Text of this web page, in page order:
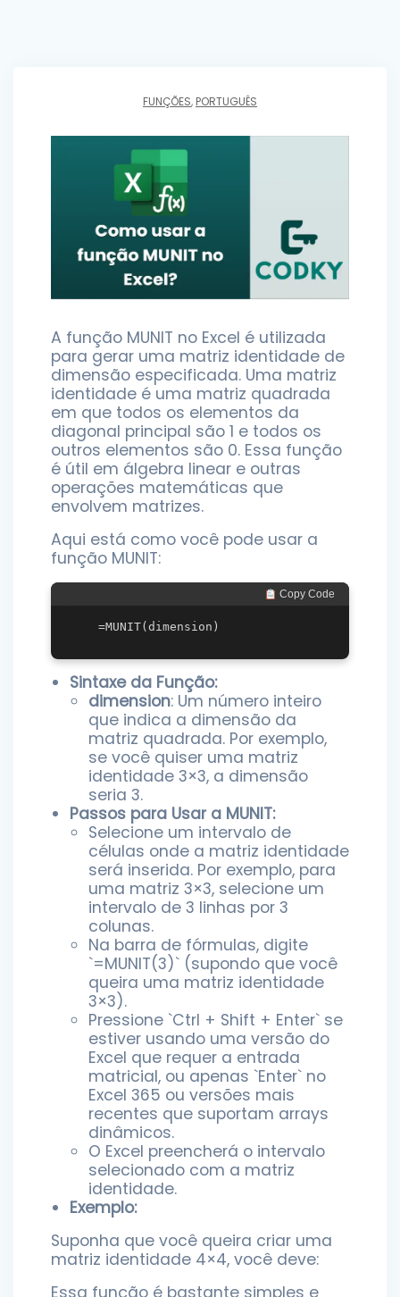
FUNÇÕES, PORTUGUÊS
A função MUNIT no Excel é utilizada
para gerar uma matriz identidade de
dimensão especificada. Uma matriz
identidade é uma matriz quadrada
em que todos os elementos da
diagonal principal são 1 e todos os
outros elementos são 0. Essa função
é útil em álgebra linear e outras
operações matemáticas que
envolvem matrizes.
Aqui está como você pode usar a
função MUNIT:
Copy Code
Sintaxe da Função:
dimension: Um número inteiro
que indica a dimensão da
matriz quadrada. Por exemplo,
se você quiser uma matriz
identidade 3×3, a dimensão
seria 3.
Passos para Usar a MUNIT:
Selecione um intervalo de
células onde a matriz identidade
será inserida. Por exemplo, para
uma matriz 3×3, selecione um
intervalo de 3 linhas por 3
colunas.
Na barra de fórmulas, digite
`=MUNIT(3)` (supondo que você
queira uma matriz identidade
3×3).
Pressione `Ctrl + Shift + Enter` se
estiver usando uma versão do
Excel que requer a entrada
matricial, ou apenas `Enter` no
Excel 365 ou versões mais
recentes que suportam arrays
dinâmicos.
O Excel preencherá o intervalo
selecionado com a matriz
identidade.
Exemplo:
Suponha que você queira criar uma
matriz identidade 4×4, você deve:
Essa função é bastante simples e